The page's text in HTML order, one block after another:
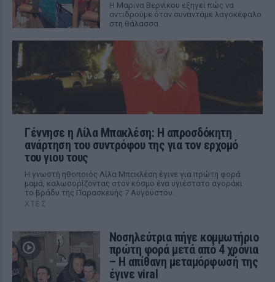
Η Μαρίνα Βερνίκου εξηγεί πώς να
αντιδρούμε όταν συναντάμε λαγοκέφαλο
στη θάλασσα
Γέννησε η Λίλα Μπακλέση: Η απροσδόκητη
ανάρτηση του συντρόφου της για τον ερχομό
του γιου τους
Η γνωστή ηθοποιός Λίλα Μπακλέση έγινε για πρώτη φορά
μαμά, καλωσορίζοντας στον κόσμο ένα υγιέστατο αγοράκι
το βράδυ της Παρασκευής 7 Αυγούστου.
ΧΤΕΣ
Νοσηλεύτρια πήγε κομμωτήριο
πρώτη φορά μετά από 4 χρόνια
– Η απίθανη μεταμόρφωσή της
έγινε viral